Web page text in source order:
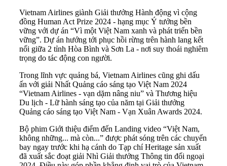
Vietnam Airlines giành Giải thưởng Hành động vì cộng
đồng Human Act Prize 2024 - hạng mục Ý tưởng bền
vững với dự án “Vì một Việt Nam xanh và phát triển bền
vững”. Dự án hướng tới phục hồi rừng trên hành lang kết
nối giữa 2 tỉnh Hòa Bình và Sơn La - nơi suy thoái nghiêm
trọng do tác động con người.
Trong lĩnh vực quảng bá, Vietnam Airlines cũng ghi dấu
ấn với giải Nhất Quảng cáo sáng tạo Việt Nam 2024
“Vietnam Airlines - vạn dặm nâng niu” và Thương hiệu
Du lịch - Lữ hành sáng tạo của năm tại Giải thưởng
Quảng cáo sáng tạo Việt Nam - Vạn Xuân Awards 2024.
Bộ phim Giới thiệu điểm đến Landing video “Việt Nam,
không những... mà còn...” được phát sóng trên các chuyến
bay ngay trước khi hạ cánh do Tạp chí Heritage sản xuất
đã xuất sắc đoạt giải Nhì Giải thưởng Thông tin đối ngoại